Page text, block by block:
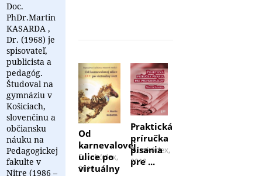
Doc.
PhDr.Martin
KASARDA ,
Dr. (1968) je
spisovateľ,
publicista a
pedagóg.
Študoval na
gymnáziu v
Košiciach,
slovenčinu a
občiansku
náuku na
Pedagogickej
fakulte v
Nitre (1986 –
Od
karnevalovej
ulice po
virtuálny
Eurokódex,
2013
Publikácia
nie
Praktická
príručka
písania
pre ...
Eurokódex,
2012